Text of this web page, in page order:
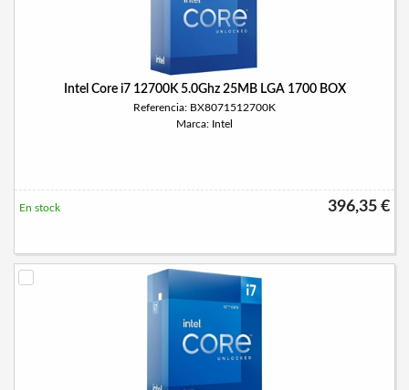
Intel Core i7 12700K 5.0Ghz 25MB LGA 1700 BOX
Referencia: BX8071512700K
Marca: Intel
396,35 €
En stock